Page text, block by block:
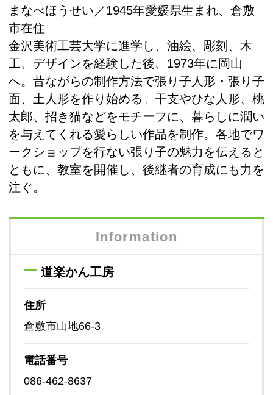
まなべほうせい／1945年愛媛県生まれ、倉敷
市在住
金沢美術工芸大学に進学し、油絵、彫刻、木
工、デザインを経験した後、1973年に岡山
へ。昔ながらの制作方法で張り子人形・張り子
面、土人形を作り始める。干支やひな人形、桃
太郎、招き猫などをモチーフに、暮らしに潤い
を与えてくれる愛らしい作品を制作。各地でワ
ークショップを行ない張り子の魅力を伝えると
ともに、教室を開催し、後継者の育成にも力を
注ぐ。
Information
道楽かん工房
住所
倉敷市山地66-3
電話番号
086-462-8637